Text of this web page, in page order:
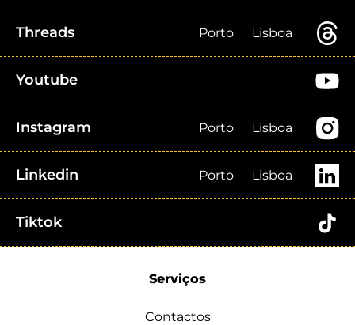
Threads Porto Lisboa
Youtube
Instagram Porto Lisboa
Linkedin Porto Lisboa
Tiktok
Serviços
Contactos